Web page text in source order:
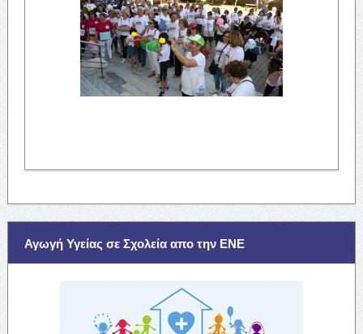
Αγωγή Υγείας σε Σχολεία απο την ΕΝΕ